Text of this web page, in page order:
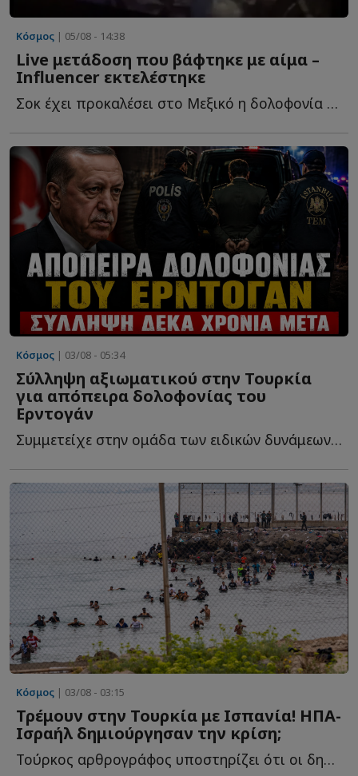
Κόσμος | 05/08 - 14:38
Live μετάδοση που βάφτηκε με αίμα –
Influencer εκτελέστηκε
Σοκ έχει προκαλέσει στο Μεξικό η δολοφονία του 23χρονου in...
Κόσμος | 03/08 - 05:34
Σύλληψη αξιωματικού στην Τουρκία
για απόπειρα δολοφονίας του
Ερντογάν
Συμμετείχε στην ομάδα των ειδικών δυνάμεων που κινήθηκε ε...
Κόσμος | 03/08 - 03:15
Τρέμουν στην Τουρκία με Ισπανία! ΗΠΑ-
Ισραήλ δημιούργησαν την κρίση;
Τούρκος αρθρογράφος υποστηρίζει ότι οι δημόσιες ευχαριστίες τ...